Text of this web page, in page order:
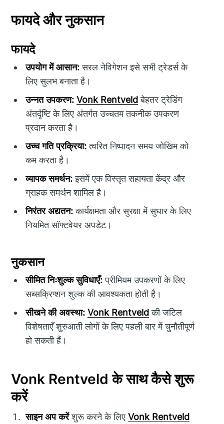
फायदे और नुकसान
फायदे
उपयोग में आसान:सरल नेविगेशन इसे सभी ट्रेडर्स के
लिए सुलभ बनाता है।
उन्नत उपकरण: Vonk Rentveld बेहतर ट्रेडिंग
अंतर्दृष्टि के लिए अंतर्गत उच्चतम तकनीक उपकरण
प्रदान करता है।
उच्च गति प्रक्रिया:त्वरित निष्पादन समय जोखिम को
कम करता है।
व्यापक समर्थन:इसमें एक विस्तृत सहायता केंद्र और
ग्राहक समर्थन शामिल है।
निरंतर अद्यतन:कार्यक्षमता और सुरक्षा में सुधार के लिए
नियमित सॉफ्टवेयर अपडेट।
नुकसान
सीमित निःशुल्क सुविधाएँ:प्रीमियम उपकरणों के लिए
सब्सक्रिप्शन शुल्क की आवश्यकता होती है।
सीखने की अवस्था: Vonk Rentveld की जटिल
विशेषताएँ शुरुआती लोगों के लिए पहली बार में चुनौतीपूर्ण
हो सकती हैं।
Vonk Rentveld के साथ कैसे शुरू
करें
साइन अप करेंशुरू करने के लिएVonk Rentveld